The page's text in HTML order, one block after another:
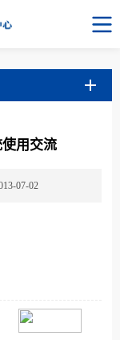
用交流
07-02